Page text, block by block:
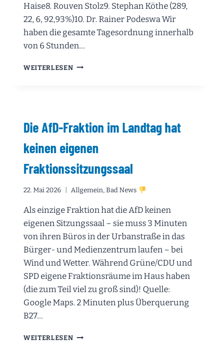
Haise8. Rouven Stolz9. Stephan Köthe (289,
22, 6, 92,93%)10. Dr. Rainer Podeswa Wir
haben die gesamte Tagesordnung innerhalb
von 6 Stunden…
WEITERLESEN DIE
HEIDENHEIM
Die AfD-Fraktion im Landtag hat
keinen eigenen
Fraktionssitzungssaal
22. Mai 2026 Allgemein,Bad News
Als einzige Fraktion hat die AfD keinen
eigenen Sitzungssaal – sie muss 3 Minuten
von ihren Büros in der Urbanstraße in das
Bürger- und Medienzentrum laufen – bei
Wind und Wetter. Während Grüne/CDU und
SPD eigene Fraktionsräume im Haus haben
(die zum Teil viel zu groß sind)! Quelle:
Google Maps. 2 Minuten plus Überquerung
B27…
WEITERLESEN DIE